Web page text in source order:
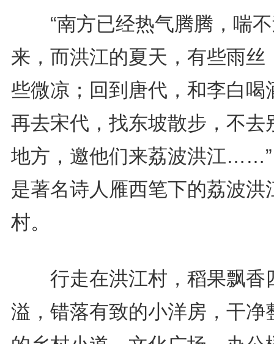
“南方已经热气腾腾，喘不
来，而洪江的夏天，有些雨丝
些微凉；回到唐代，和李白喝
再去宋代，找东坡散步，不去
地方，邀他们来荔波洪江
是著名诗人雁西笔下的荔波洪
村。
行走在洪江村，稻果飘香
溢，错落有致的小洋房，干净